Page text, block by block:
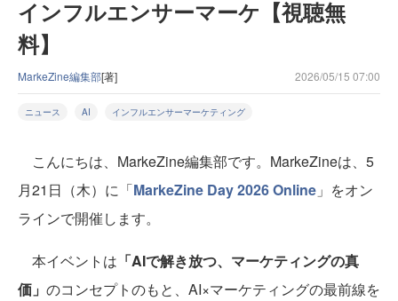
インフルエンサーマーケ【視聴無
料】
MarkeZine編集部[著] 2026/05/15 07:00
ニュース AI インフルエンサーマーケティング
こんにちは、MarkeZine編集部です。MarkeZineは、5
月21日（木）に「MarkeZine Day 2026 Online 」をオン
ラインで開催します。
本イベントは 「AIで解き放つ、マーケティングの真
価」 のコンセプトのもと、AI×マーケティングの最前線を